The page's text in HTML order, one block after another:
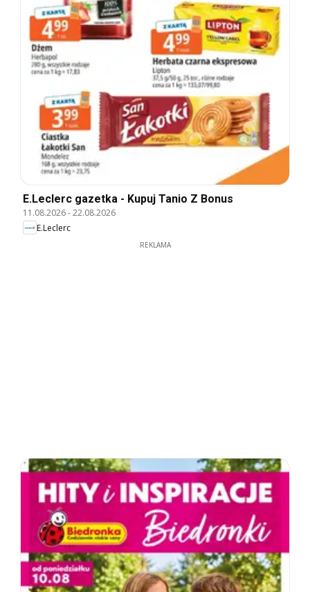
E.Leclerc gazetka - Kupuj Tanio Z Bonus
11.08.2026-22.08.2026
E.Leclerc
REKLAMA